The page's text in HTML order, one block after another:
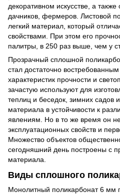
декоративном искусстве, а
дачников, фермеров. Листовой
легкий материал, который
свойствами. При этом его
палитры, в 250 раз выше, чем у
Прозрачный сплошной
стал достаточно
характеристик прочности и
зачастую используют для
теплиц и беседок, зимних садов
материала в устойчивости к
явлениям. Но в то же время он
эксплуатационных свойств и
Множество объектов
сегодняшний день построены с
материала.
Виды сплошного
Монолитный поликарбонат 6 мм